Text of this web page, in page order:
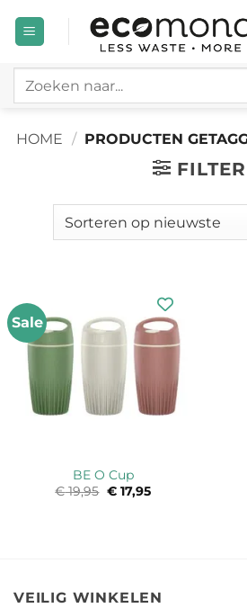
naar
Zoeken
HOME / PRODUCTEN
FILTER
Sale
BE O Cup
€19,95 Oorspronkelijke
prijs
€17,95Huidige
VEILIG WINKELEN